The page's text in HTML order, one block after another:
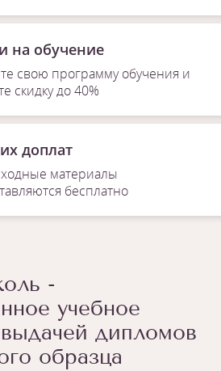
на обучение
свою программу обучения и
скидку до 40%
доплат
материалы
бесплатно
-
учебное
дипломов
образца